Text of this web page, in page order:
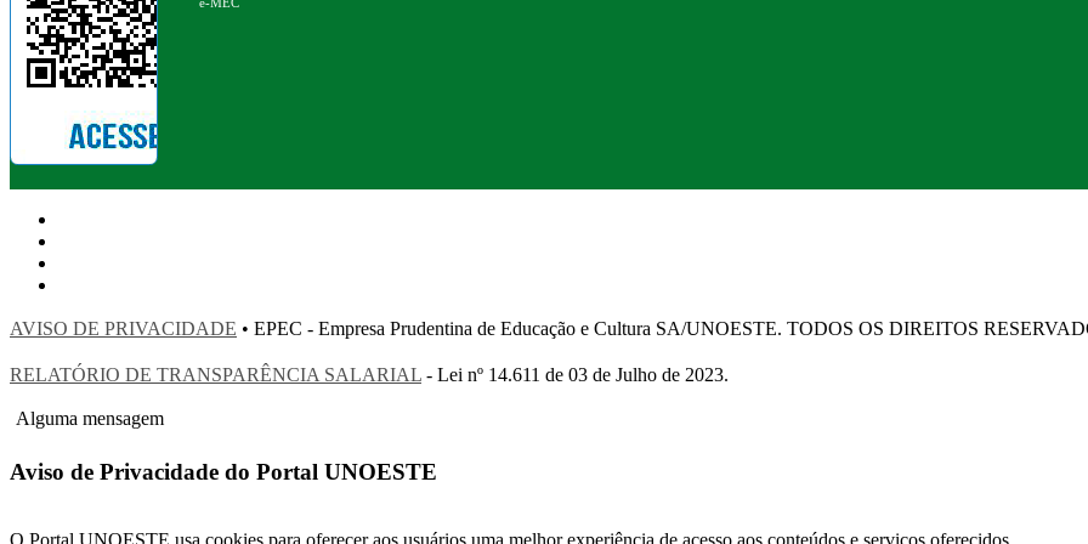
AVISO DE PRIVACIDADE • EPEC - Empresa Prudentina de Educação e Cultura SA/UNOESTE. TODOS OS DIREITOS
RELATÓRIO DE TRANSPARÊNCIA SALARIAL - Lei nº 14.611 de 03 de Julho de 2023.
Alguma mensagem
Aviso de Privacidade do Portal UNOESTE